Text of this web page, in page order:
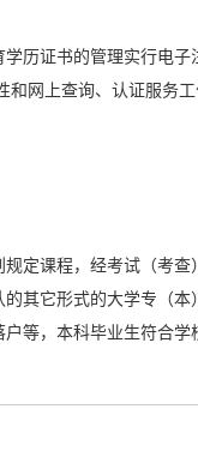
历证书的管理实行电
和网上查询、认证服务
定课程，经考试（考
的其它形式的大学专（本
等，本科毕业生符合